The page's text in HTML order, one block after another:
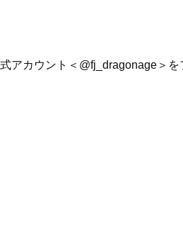
アカウント＜@fj_dragonage＞を